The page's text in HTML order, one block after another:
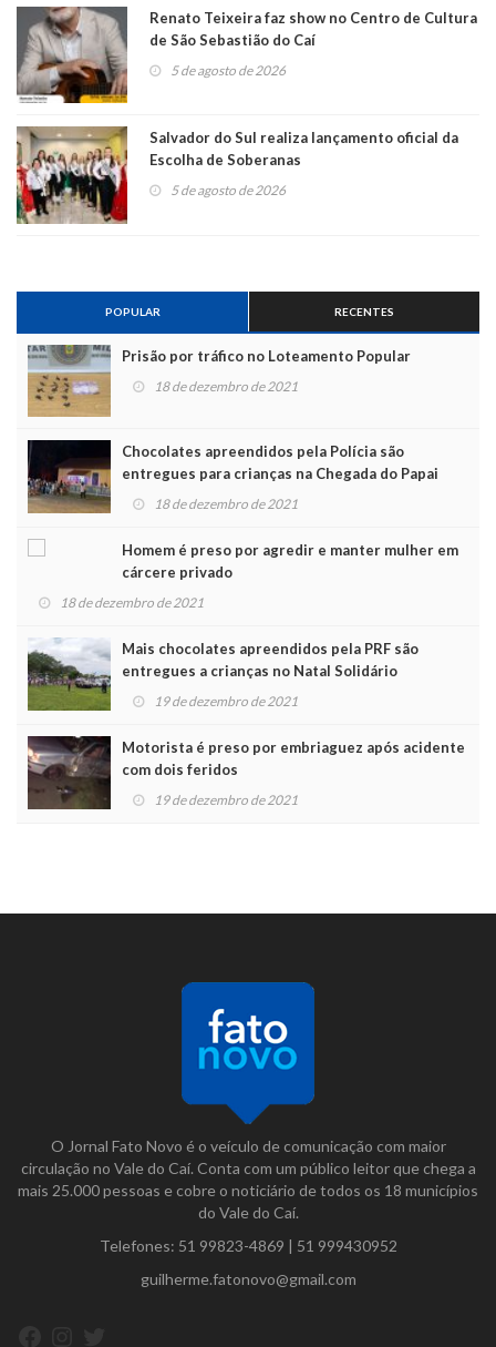
Renato Teixeira faz show no Centro de Cultura
de São Sebastião do Caí
5 de agosto de 2026
Salvador do Sul realiza lançamento oficial da
Escolha de Soberanas
5 de agosto de 2026
POPULAR RECENTES
Prisão por tráfico no Loteamento Popular
18 de dezembro de 2021
Chocolates apreendidos pela Polícia são
entregues para crianças na Chegada do Papai
Noel 18 de dezembro de 2021
Homem é preso por agredir e manter mulher em
cárcere privado
18 de dezembro de 2021
Mais chocolates apreendidos pela PRF são
entregues a crianças no Natal Solidário
19 de dezembro de 2021
Motorista é preso por embriaguez após acidente
com dois feridos
19 de dezembro de 2021
O Jornal Fato Novo é o veículo de comunicação com maior
circulação no Vale do Caí. Conta com um público leitor que chega a
mais 25.000 pessoas e cobre o noticiário de todos os 18 municípios
do Vale do Caí.
Telefones: 51 99823-4869 | 51 999430952
guilherme.fatonovo@gmail.com